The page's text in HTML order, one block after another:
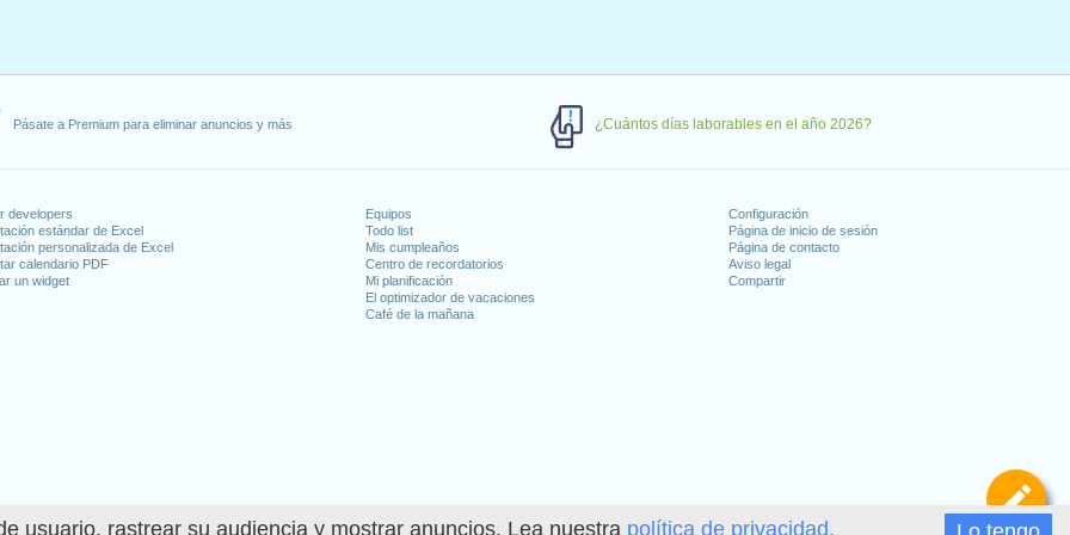
usuario, rastrear su audiencia y mostrar anuncios. Lea nuestra política de privacidad.
Pásate a Premium para eliminar anuncios y más ¿Cuántos días laborables en el año 2026?
developers
estándar de Excel
personalizada de Excel
calendario PDF
un widget
Equipos
Todo list
Mis cumpleaños
Centro de recordatorios
Mi planificación
El optimizador de vacaciones
Café de la mañana
Configuración
Página de inicio de sesión
Página de contacto
Aviso legal
Compartir
2026
Mundos
: martes, 8 diciembre, 2026
fin de semana
laborables para 2026